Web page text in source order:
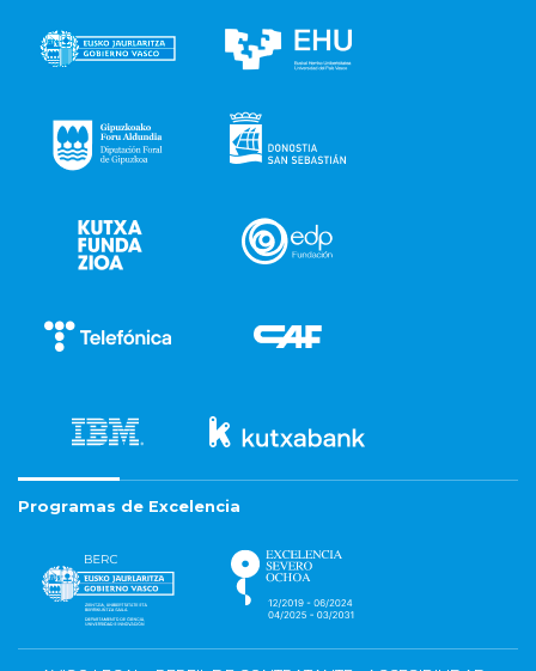
Programas de Excelencia